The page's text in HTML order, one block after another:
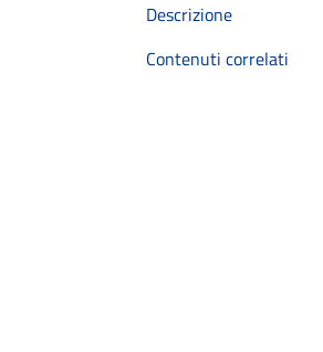
Descrizione
Contenuti correlati